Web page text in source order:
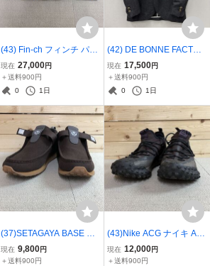
(43) Fin-ch フィンチ パッ
ク ロッド Canaria 68ML
釣り竿 カナリア 68ML 4
ピース コルク 379610774
現在 27,000円
＋送料900円
0
1日
(42) DE BONNE FACTUR
E デ ボン ファクチュール
テーラードジャケット 46
グレー ウール 2369 ブレ
現在 17,500円
＋送料900円
0
1日
(37)SETAGAYA BASE ベ
ルクロ モカシンシューズ
28cm スウェード ブラウ
現在 9,800円
＋送料900円
(43)Nike ACG ナイキ AC
G マウンテン フライ ロー
ブラウンバサルト DC904
現在 12,000円
＋送料900円